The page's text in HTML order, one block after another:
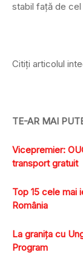
stabil faţă de cel
Citiţi articolul
TE-AR MAI
Vicepremier:
transport gratuit
Top 15 cele mai
România
La graniţa cu
Program